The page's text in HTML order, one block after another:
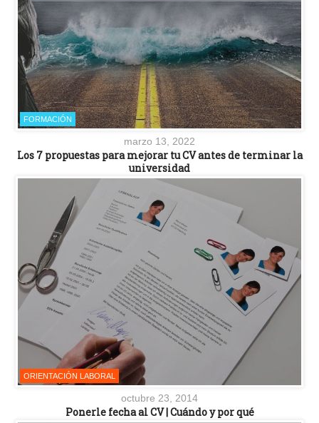
FORMACIÓN
marzo 13, 2022
Los 7 propuestas para mejorar tu CV antes de terminar la
universidad
ORIENTACIÓN LABORAL
octubre 23, 2014
Ponerle fecha al CV | Cuándo y por qué